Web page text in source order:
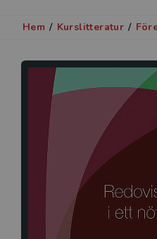
Hem / Kurslitteratur /